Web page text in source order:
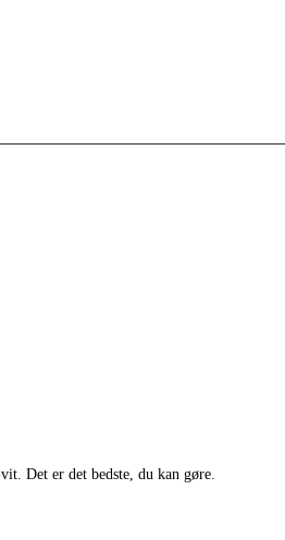
Det er det bedste, du kan gøre.